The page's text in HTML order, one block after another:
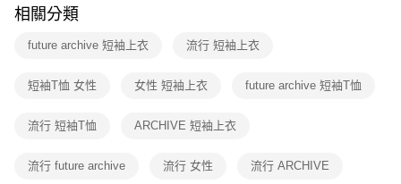
※ 交易是否成功請以「AFTEE先享後付 」之結帳頁面顯示為準，若有關於
是否繳費成功／繳費後需取消欲退款等相關疑問，請聯繫「AFTEE先享後付
客戶支援中心」https://netprotections.freshdesk.com/support/home
１．透過由恩沛科技股份有限公司提供之「AFTEE先享後付」服務完成之交
權轉讓予恩沛科技股份有限公司。
３．未成年的使用者請事先徵得法定代理人或監護人之同意方可使用
相關分類
future archive 短袖上衣 流行 短袖上衣
短袖T恤 女性 女性 短袖上衣 future archive 短袖T恤
流行 短袖T恤 ARCHIVE 短袖上衣
流行 future archive 流行 女性 流行 ARCHIVE